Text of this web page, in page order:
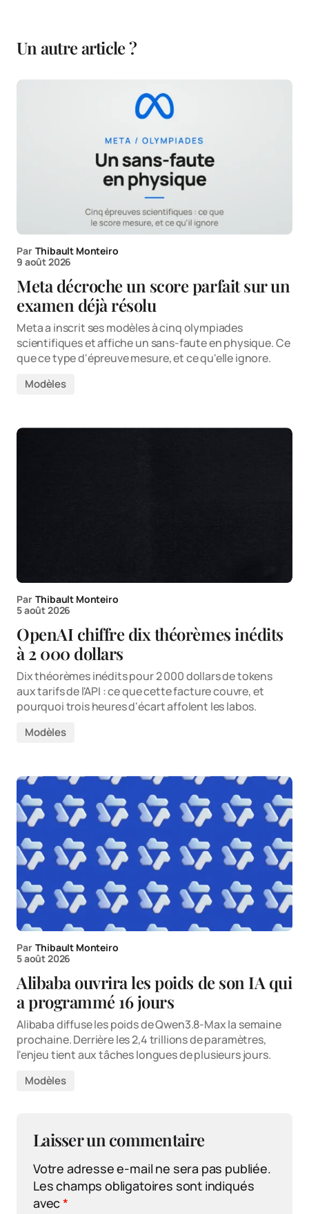
Un autre article ?
Par Thibault Monteiro
9 août 2026
Meta décroche un score parfait sur un
examen déjà résolu
Meta a inscrit ses modèles à cinq olympiades
scientifiques et affiche un sans-faute en physique. Ce
que ce type d'épreuve mesure, et ce qu'elle ignore.
Modèles
Par Thibault Monteiro
5 août 2026
OpenAI chiffre dix théorèmes inédits
à 2 000 dollars
Dix théorèmes inédits pour 2 000 dollars de tokens
aux tarifs de l'API : ce que cette facture couvre, et
pourquoi trois heures d'écart affolent les labos.
Modèles
Par Thibault Monteiro
5 août 2026
Alibaba ouvrira les poids de son IA qui
a programmé 16 jours
Alibaba diffuse les poids de Qwen3.8-Max la semaine
prochaine. Derrière les 2,4 trillions de paramètres,
l'enjeu tient aux tâches longues de plusieurs jours.
Modèles
Laisser un commentaire
Votre adresse e-mail ne sera pas publiée.
Les champs obligatoires sont indiqués
avec*